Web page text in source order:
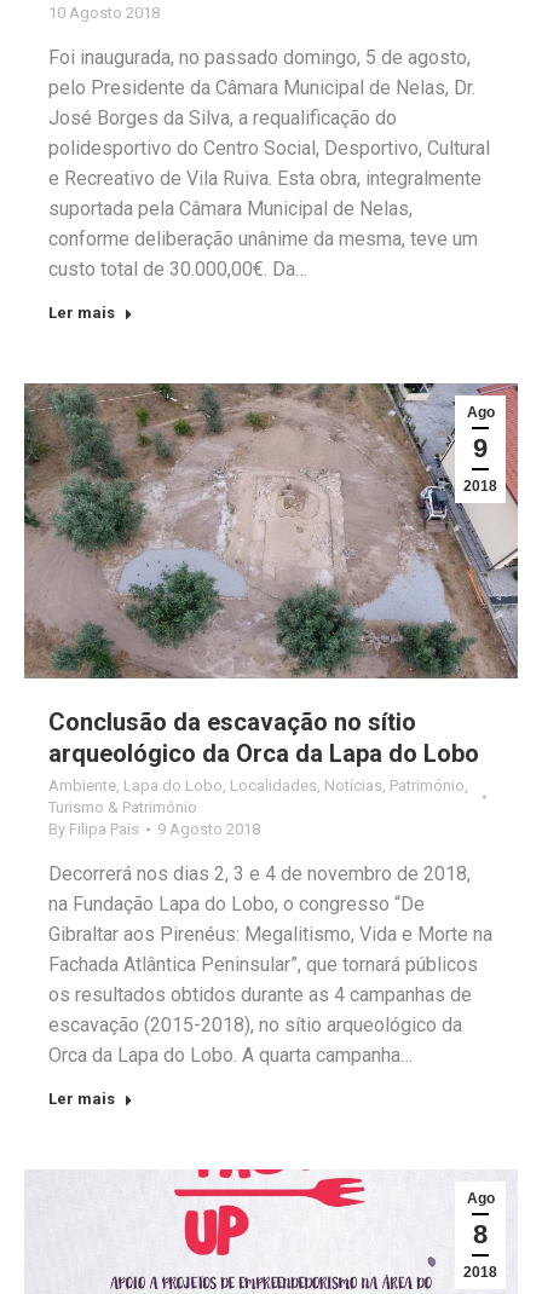
10 Agosto 2018
Foi inaugurada, no passado domingo, 5 de agosto,
pelo Presidente da Câmara Municipal de Nelas, Dr.
José Borges da Silva, a requalificação do
polidesportivo do Centro Social, Desportivo, Cultural
e Recreativo de Vila Ruiva. Esta obra, integralmente
suportada pela Câmara Municipal de Nelas,
conforme deliberação unânime da mesma, teve um
custo total de 30.000,00€. Da…
Ler mais
Ago
9
2018
Conclusão da escavação no sítio
arqueológico da Orca da Lapa do Lobo
Ambiente Lapa do Lobo Localidades Notícias Património
Turismo & Património
By Filipa Pais 9 Agosto 2018
Decorrerá nos dias 2, 3 e 4 de novembro de 2018,
na Fundação Lapa do Lobo, o congresso “De
Gibraltar aos Pirenéus: Megalitismo, Vida e Morte na
Fachada Atlântica Peninsular”, que tornará públicos
os resultados obtidos durante as 4 campanhas de
escavação (2015-2018), no sítio arqueológico da
Orca da Lapa do Lobo. A quarta campanha…
Ler mais
Ago
8
2018